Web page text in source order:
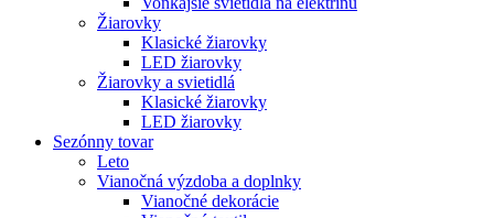
Žiarovky
Klasické žiarovky
LED žiarovky
Žiarovky a svietidlá
Klasické žiarovky
LED žiarovky
Sezónny tovar
Leto
Vianočná výzdoba a doplnky
Vianočné dekorácie